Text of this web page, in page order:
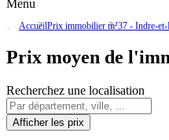
Menu
AccueilPrix immobilier m²37 - Indre-
Prix moyen de
Recherchez une localisation
Afficher les prix